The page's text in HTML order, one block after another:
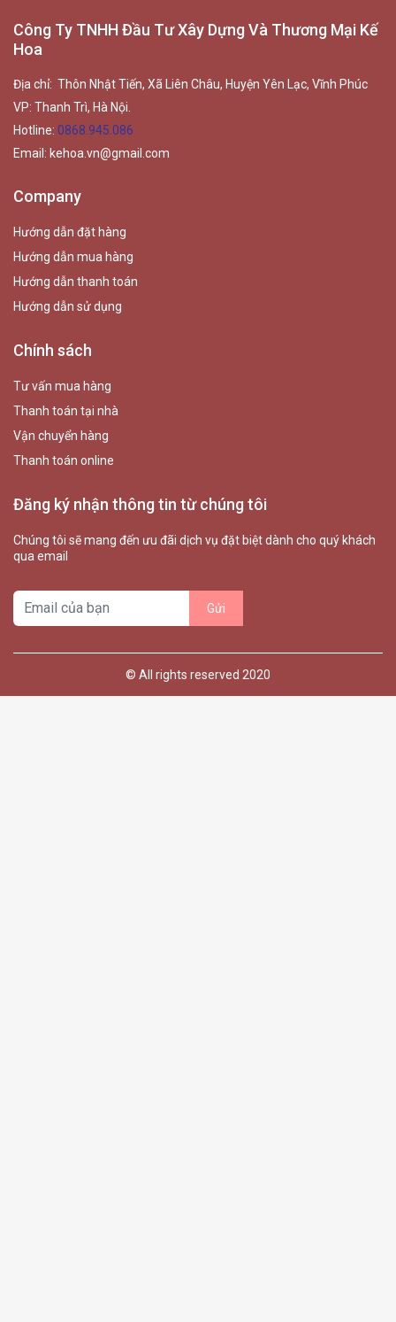
Công Ty TNHH Đầu Tư Xây Dựng Và Thương Mại Kế
Hoa
Địa chỉ: Thôn Nhật Tiến, Xã Liên Châu, Huyện Yên Lạc, Vĩnh Phúc
VP: Thanh Trì, Hà Nội.
Hotline: 0868.945.086
Email: kehoa.vn@gmail.com
Company
Hướng dẫn đặt hàng
Hướng dẫn mua hàng
Hướng dẫn thanh toán
Hướng dẫn sử dụng
Chính sách
Tư vấn mua hàng
Thanh toán tại nhà
Vận chuyển hàng
Thanh toán online
Đăng ký nhận thông tin từ chúng tôi
Chúng tôi sẽ mang đến ưu đãi dịch vụ đặt biệt dành cho quý khách
qua email
© All rights reserved 2020